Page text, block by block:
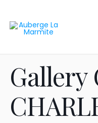
Gallery